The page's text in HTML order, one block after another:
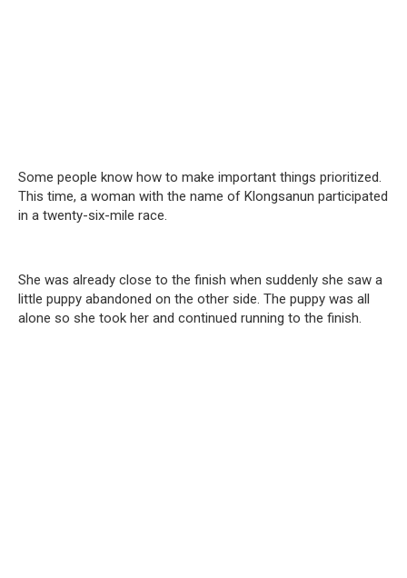
Some people know how to make important things prioritized.
This time, a woman with the name of Klongsanun participated
in a twenty-six-mile race.
She was already close to the finish when suddenly she saw a
little puppy abandoned on the other side. The puppy was all
alone so she took her and continued running to the finish.